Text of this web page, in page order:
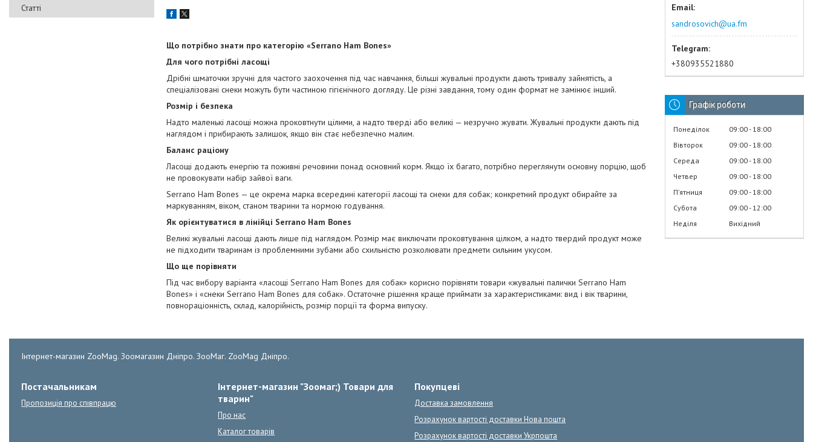
Статті
Що потрібно знати про категорію «Serrano Ham Bones»
Для чого потрібні ласощі
Дрібні шматочки зручні для частого заохочення під час навчання, більші жувальні продукти дають тривалу зайнятість, а
спеціалізовані снеки можуть бути частиною гігієнічного догляду. Це різні завдання, тому один формат не замінює інший.
Розмір і безпека
Надто маленькі ласощі можна проковтнути цілими, а надто тверді або великі — незручно жувати. Жувальні продукти дають під
наглядом і прибирають залишок, якщо він стає небезпечно малим.
Баланс раціону
Ласощі додають енергію та поживні речовини понад основний корм. Якщо їх багато, потрібно переглянути основну порцію, щоб
не провокувати набір зайвої ваги.
Serrano Ham Bones — це окрема марка всередині категорії ласощі та снеки для собак; конкретний продукт обирайте за
маркуванням, віком, станом тварини та нормою годування.
Як орієнтуватися в лінійці Serrano Ham Bones
Великі жувальні ласощі дають лише під наглядом. Розмір має виключати проковтування цілком, а надто твердий продукт може
не підходити тваринам із проблемними зубами або схильністю розколювати предмети сильним укусом.
Що ще порівняти
Під час вибору варіанта «ласощі Serrano Ham Bones для собак» корисно порівняти товари «жувальні палички Serrano Ham
Bones» і «снеки Serrano Ham Bones для собак». Остаточне рішення краще приймати за характеристиками: вид і вік тварини,
повнораціонність, склад, калорійність, розмір порції та форма випуску.
sandrosovich@ua.fm
+380935521880
Графік роботи
Понеділок 09:00 18:00
Вівторок
09:00 18:00
Середа
09:00 18:00
Четвер
09:00 18:00
Пʼятниця
09:00 18:00
Субота
09:00 12:00
Неділя
Вихідний
Інтернет-магазин ZooMag. Зоомагазин Дніпро. ЗооМаг. ZooMag Дніпро.
Постачальникам
Пропозиція про співпрацю
Інтернет-магазин "Зоомаг;) Товари для
тварин"
Про нас
Каталог товарів
Покупцеві
Доставка замовлення
Розрахунок вартості доставки Нова пошта
Розрахунок вартості доставки Укрпошта